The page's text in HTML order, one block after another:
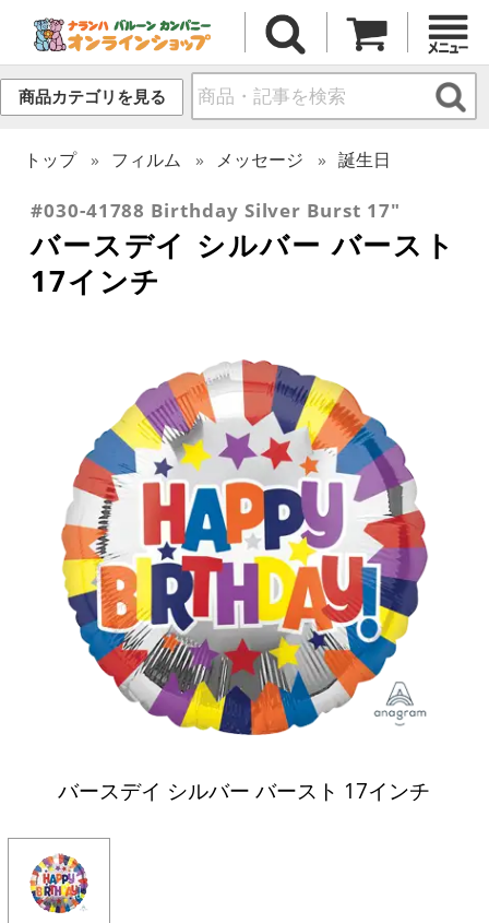
商品カテゴリを見る
トップ フィルム メッセージ 誕生日
#030-41788 Birthday Silver Burst 17"
バースデイ シルバー バースト
17インチ
バースデイ シルバー バースト 17インチ